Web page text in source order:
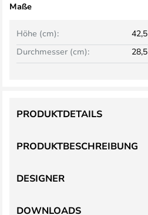
Maße
Höhe (cm):
42,5
Durchmesser (cm):
28,5
PRODUKTBESCHREIBUNG
PRODUKTDETAILS
DESIGNER
DOWNLOADS